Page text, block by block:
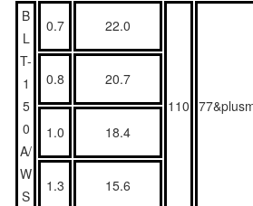
B
L
T-
1
5
0
A/
W
S
0.7 22.0
110
0.8
20.7
1.0
18.4
1.3
15.6